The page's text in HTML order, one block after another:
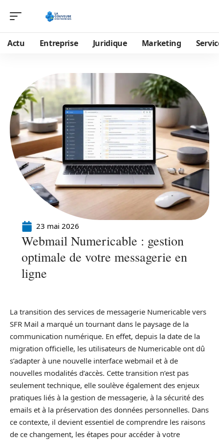
Actu Entreprise Juridique Marketing
23 mai 2026
Webmail Numericable : gestion
optimale de votre messagerie en
ligne
La transition des services de messagerie Numericable vers
SFR Mail a marqué un tournant dans le paysage de la
communication numérique. En effet, depuis la date de la
migration officielle, les utilisateurs de Numericable ont dû
s’adapter à une nouvelle interface webmail et à de
nouvelles modalités d’accès. Cette transition n’est pas
seulement technique, elle soulève également des enjeux
pratiques liés à la gestion de messagerie, à la sécurité des
emails et à la préservation des données personnelles. Dans
ce contexte, il devient essentiel de comprendre les raisons
de ce changement, les étapes pour accéder à votre